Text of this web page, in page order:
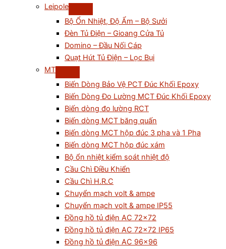
Leipole
Bộ Ổn Nhiệt, Độ Ẩm – Bộ Sưởi
Đèn Tủ Điện – Gioang Cửa Tủ
Domino – Đầu Nối Cáp
Quạt Hút Tủ Điện – Lọc Bụi
MT
Biến Dòng Bảo Vệ PCT Đúc Khối Epoxy
Biến Dòng Đo Lường MCT Đúc Khối Epoxy
Biến dòng đo lường RCT
Biến dòng MCT băng quấn
Biến dòng MCT hộp đúc 3 pha và 1 Pha
Biến dòng MCT hộp đúc xám
Bộ ổn nhiệt kiểm soát nhiệt độ
Cầu Chì Điều Khiển
Cầu Chì H.R.C
Chuyển mạch volt & ampe
Chuyển mạch volt & ampe IP55
Đồng hồ tủ điện AC 72×72
Đồng hồ tủ điện AC 72×72 IP65
Đồng hồ tủ điện AC 96×96